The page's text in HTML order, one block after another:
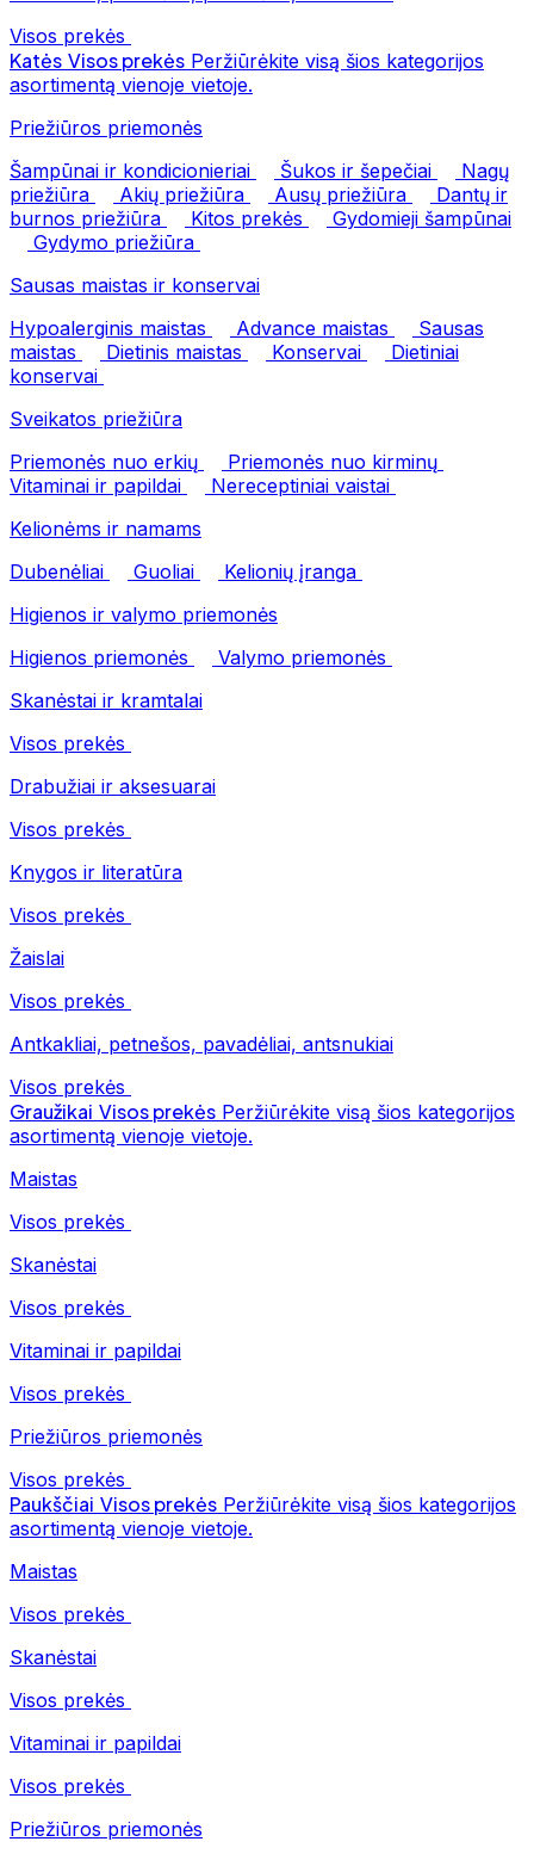
Visos prekės
Katės Visos prekės Peržiūrėkite visą šios kategorijos
asortimentą vienoje vietoje.
Priežiūros priemonės
Šampūnai ir kondicionieriai
Šukos ir šepečiai
Nagų
priežiūra
Akių priežiūra Ausų priežiūra
Dantų ir
burnos priežiūra
Kitos prekės
Gydomieji šampūnai
Gydymo priežiūra
Sausas maistas ir konservai
Hypoalerginis maistas
Advance maistas
Sausas
maistas
Dietinis maistas Konservai
Dietiniai
konservai
Sveikatos priežiūra
Priemonės nuo erkių
Priemonės nuo kirminų
Vitaminai ir papildai
Nereceptiniai vaistai
Kelionėms ir namams
Dubenėliai
Guoliai
Kelionių įranga
Higienos ir valymo priemonės
Higienos priemonės
Valymo priemonės
Skanėstai ir kramtalai
Visos prekės
Drabužiai ir aksesuarai
Visos prekės
Knygos ir literatūra
Visos prekės
Žaislai
Visos prekės
Antkakliai, petnešos, pavadėliai, antsnukiai
Visos prekės
Graužikai Visos prekės Peržiūrėkite visą šios kategorijos
asortimentą vienoje vietoje.
Maistas
Visos prekės
Skanėstai
Visos prekės
Vitaminai ir papildai
Visos prekės
Priežiūros priemonės
Visos prekės
Paukščiai Visos prekės Peržiūrėkite visą šios kategorijos
asortimentą vienoje vietoje.
Maistas
Visos prekės
Skanėstai
Visos prekės
Vitaminai ir papildai
Visos prekės
Priežiūros priemonės